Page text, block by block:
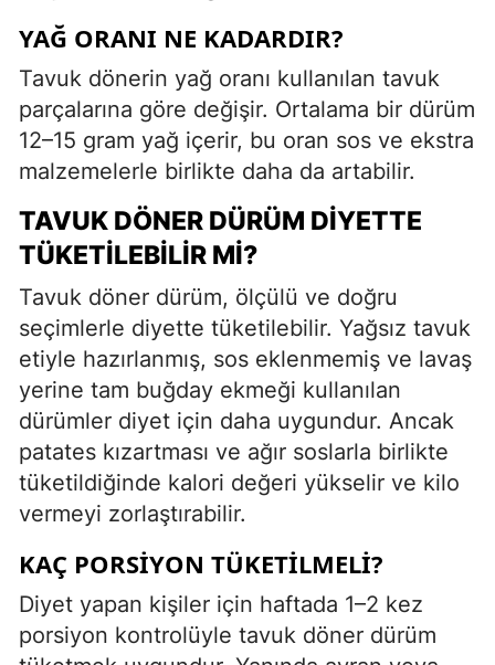
YAĞ ORANI NE KADARDIR?
Tavuk dönerin yağ oranı kullanılan tavuk
parçalarına göre değişir. Ortalama bir dürüm
12–15 gram yağ içerir, bu oran sos ve ekstra
malzemelerle birlikte daha da artabilir.
TAVUK DÖNER DÜRÜM DIYETTE
TÜKETILEBILIR MI?
Tavuk döner dürüm, ölçülü ve doğru
seçimlerle diyette tüketilebilir. Yağsız tavuk
etiyle hazırlanmış, sos eklenmemiş ve lavaş
yerine tam buğday ekmeği kullanılan
dürümler diyet için daha uygundur. Ancak
patates kızartması ve ağır soslarla birlikte
tüketildiğinde kalori değeri yükselir ve kilo
vermeyi zorlaştırabilir.
KAÇ PORSIYON TÜKETILMELI?
Diyet yapan kişiler için haftada 1–2 kez
porsiyon kontrolüyle tavuk döner dürüm